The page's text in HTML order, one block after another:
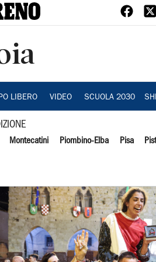
LIBERO VIDEO SCUOLA 2030
Montecatini Piombino-Elba Pisa